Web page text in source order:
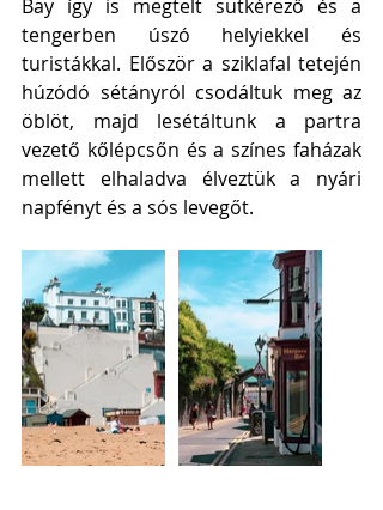
Bay így is megtelt sütkérező és a
tengerben úszó helyiekkel és
turistákkal. Először a sziklafal tetején
húzódó sétányról csodáltuk meg az
öblöt, majd lesétáltunk a partra
vezető kőlépcsőn és a színes faházak
mellett elhaladva élveztük a nyári
napfényt és a sós levegőt.